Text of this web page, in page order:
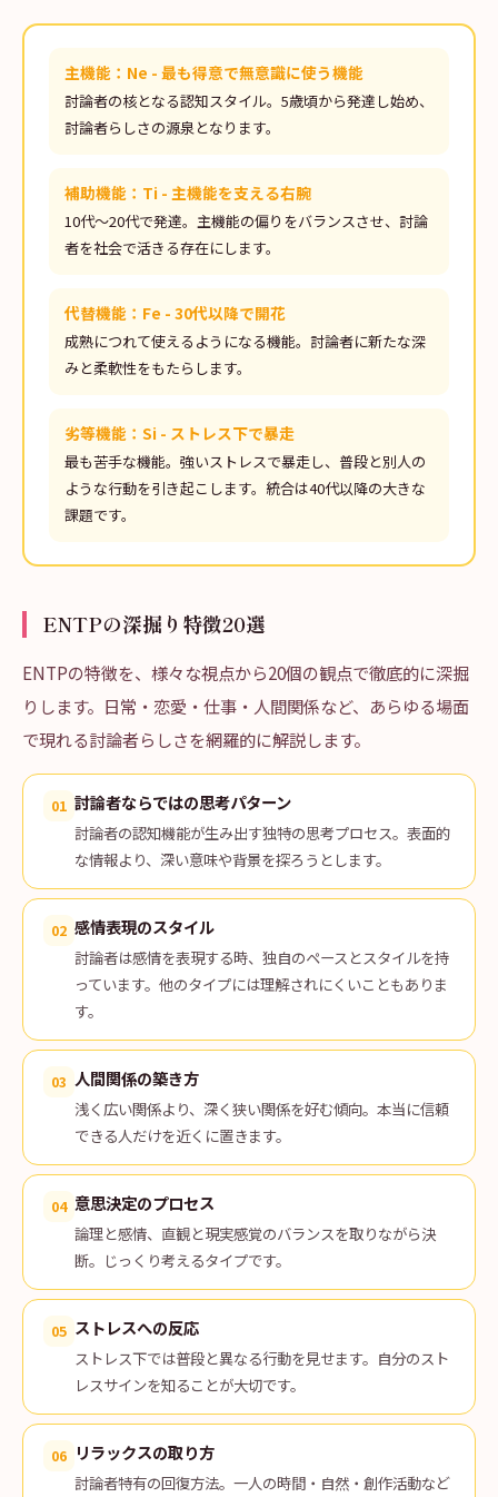
主機能：Ne - 最も得意で無意識に使う機能
討論者の核となる認知スタイル。5歳頃から発達し始め、
討論者らしさの源泉となります。
補助機能：Ti - 主機能を支える右腕
10代〜20代で発達。主機能の偏りをバランスさせ、討論
者を社会で活きる存在にします。
代替機能：Fe - 30代以降で開花
成熟につれて使えるようになる機能。討論者に新たな深
みと柔軟性をもたらします。
劣等機能：Si - ストレス下で暴走
最も苦手な機能。強いストレスで暴走し、普段と別人の
ような行動を引き起こします。統合は40代以降の大きな
課題です。
ENTPの深掘り特徴20選
ENTPの特徴を、様々な視点から20個の観点で徹底的に深掘
りします。日常・恋愛・仕事・人間関係など、あらゆる場面
で現れる討論者らしさを網羅的に解説します。
01 討論者ならではの思考パターン
討論者の認知機能が生み出す独特の思考プロセス。表面的
な情報より、深い意味や背景を探ろうとします。
02 感情表現のスタイル
討論者は感情を表現する時、独自のペースとスタイルを持
っています。他のタイプには理解されにくいこともありま
す。
03 人間関係の築き方
浅く広い関係より、深く狭い関係を好む傾向。本当に信頼
できる人だけを近くに置きます。
04 意思決定のプロセス
論理と感情、直観と現実感覚のバランスを取りながら決
断。じっくり考えるタイプです。
05 ストレスへの反応
ストレス下では普段と異なる行動を見せます。自分のスト
レスサインを知ることが大切です。
06 リラックスの取り方
討論者特有の回復方法。一人の時間・自然・創作活動など